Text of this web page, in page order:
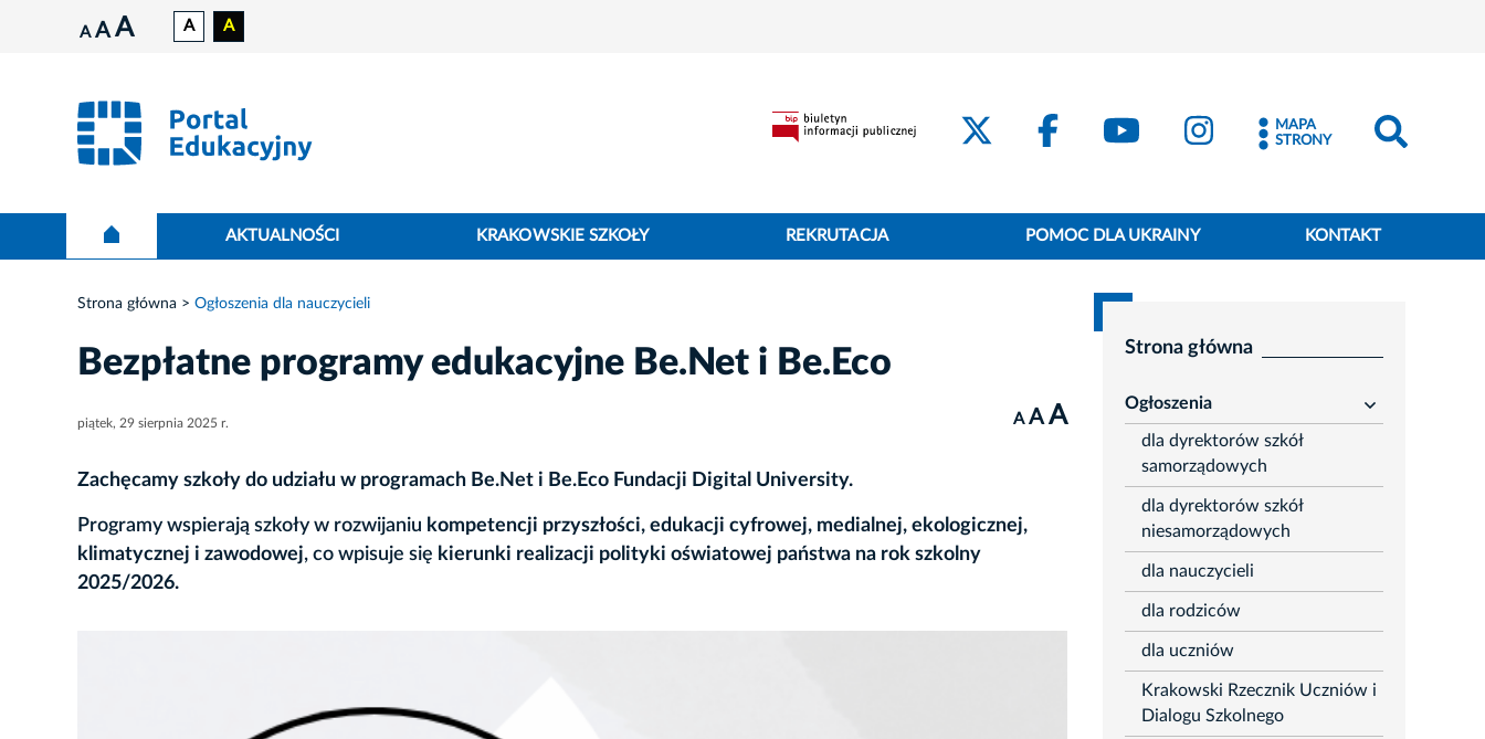
A A A A A
MAPA
STRONY
AKTUALNOŚCI KRAKOWSKIE SZKOŁY REKRUTACJA POMOC DLA UKRAINY KONTAKT
Strona główna Ogłoszenia dla nauczycieli
Bezpłatne programy edukacyjne Be.Net i Be.Eco
piątek, 29 sierpnia 2025 r. A A A
Zachęcamy szkoły do udziału w programach Be.Net i Be.Eco Fundacji Digital University.
Programy wspierają szkoły w rozwijaniu kompetencji przyszłości, edukacji cyfrowej, medialnej, ekologicznej,
klimatycznej i zawodowej, co wpisuje się kierunki realizacji polityki oświatowej państwa na rok szkolny
2025/2026.
Strona główna
Ogłoszenia
rozwiń
dla dyrektorów szkół
samorządowych
dla dyrektorów szkół
niesamorządowych
dla nauczycieli
dla rodziców
dla uczniów
Krakowski Rzecznik Uczniów i
Dialogu Szkolnego